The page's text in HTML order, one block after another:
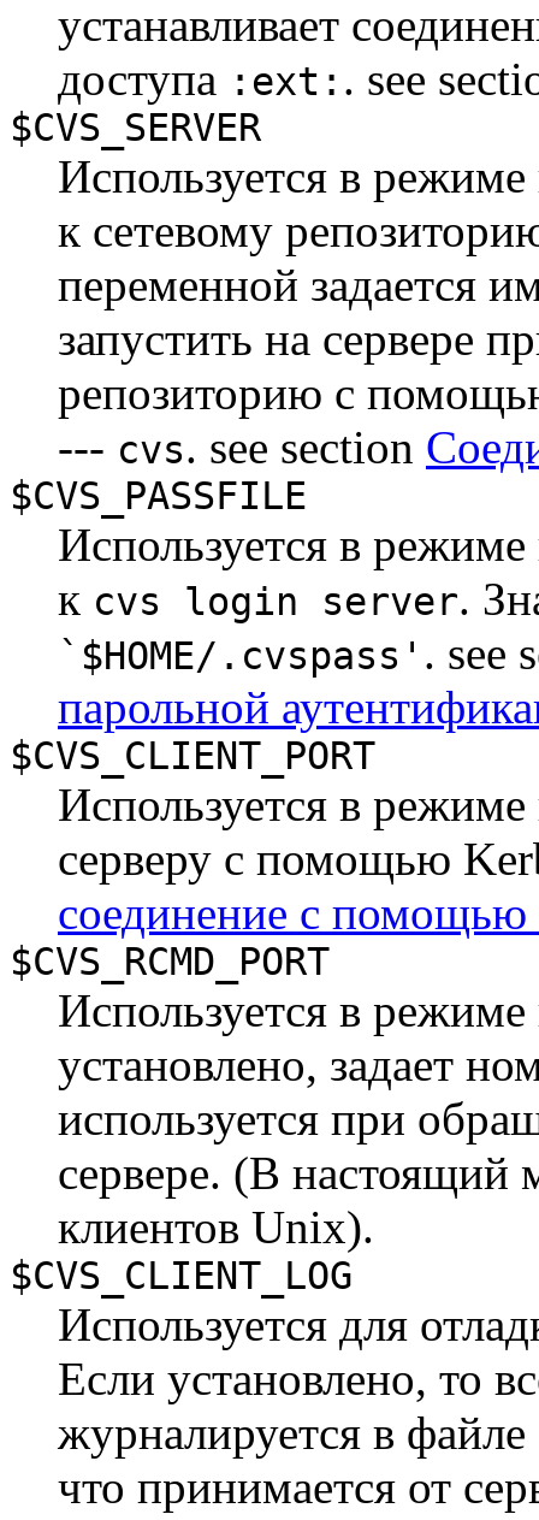
устанавливает
доступа :ext: . see
$CVS_SERVER
Используется в
к сетевому
переменной задается
запустить на сервере
репозиторию с
--- cvs. see section
$CVS_PASSFILE
Используется в
к cvs login server.
`$HOME/.cvspass' . see
парольной
$CVS_CLIENT_PORT
Используется в
серверу с помощью
соединение с помощью
$CVS_RCMD_PORT
Используется в
установлено, задает
используется при
сервере. (В настоящий
клиентов Unix).
$CVS_CLIENT_LOG
Используется для
Если установлено, то
журналируется в файле
что принимается от